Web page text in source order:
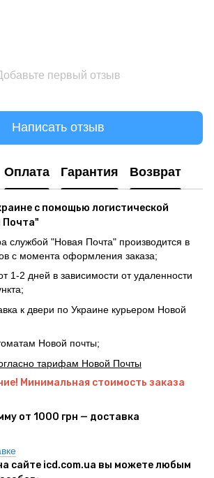
первый отзыв
Написать отзыв
Оплата Гарантия Возврат
с помощью логистической
Почта"
службой "Новая Почта" производится в
с момента оформления заказа;
1-2 дней в зависимости от удаленности
к двери по Украине курьером Новой
Новой почты;
тарифам Новой Почты
Минимальная стоимость заказа
от 1000 грн — доставка
сайте icd.com.ua вы можете любым